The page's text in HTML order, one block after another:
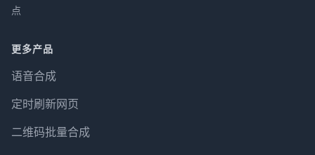
点
更多产品
语音合成
定时刷新网页
二维码批量合成